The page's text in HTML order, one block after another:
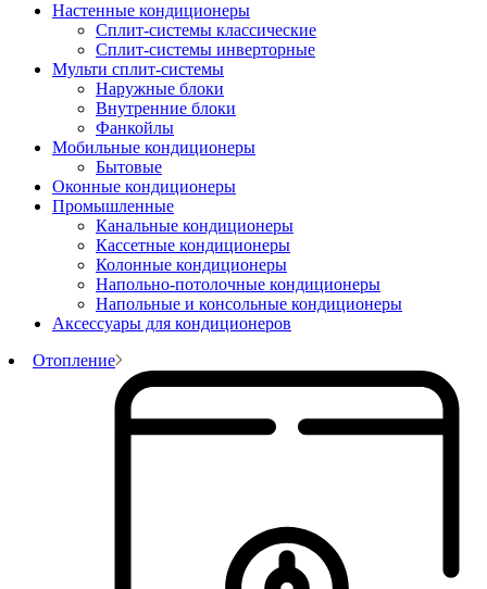
Настенные кондиционеры
Сплит-системы классические
Сплит-системы инверторные
Мульти сплит-системы
Наружные блоки
Внутренние блоки
Фанкойлы
Мобильные кондиционеры
Бытовые
Оконные кондиционеры
Промышленные
Канальные кондиционеры
Кассетные кондиционеры
Колонные кондиционеры
Напольно-потолочные кондиционеры
Напольные и консольные кондиционеры
Аксессуары для кондиционеров
Отопление